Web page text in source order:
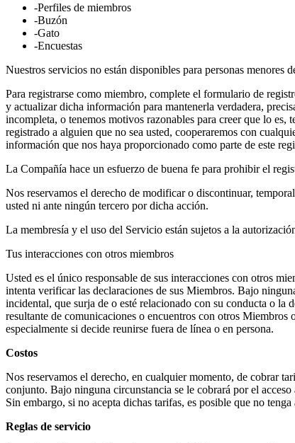
-Perfiles de miembros
-Buzón
-Gato
-Encuestas
Nuestros servicios no están disponibles para personas
Para registrarse como miembro, complete el formulario de
y actualizar dicha información para mantenerla verdadera,
incompleta, o tenemos motivos razonables para creer que lo es,
registrado a alguien que no sea usted, cooperaremos con
información que nos haya proporcionado como parte de este
La Compañía hace un esfuerzo de buena fe para prohibir el
Nos reservamos el derecho de modificar o discontinuar,
usted ni ante ningún tercero por dicha acción.
La membresía y el uso del Servicio están sujetos a la
Tus interacciones con otros miembros
Usted es el único responsable de sus interacciones con otros
intenta verificar las declaraciones de sus Miembros. Bajo
incidental, que surja de o esté relacionado con su conducta o
resultante de comunicaciones o encuentros con otros Miembros
especialmente si decide reunirse fuera de línea o en persona.
Costos
Nos reservamos el derecho, en cualquier momento, de cobrar
conjunto. Bajo ninguna circunstancia se le cobrará por el
Sin embargo, si no acepta dichas tarifas, es posible que no
Reglas de servicio